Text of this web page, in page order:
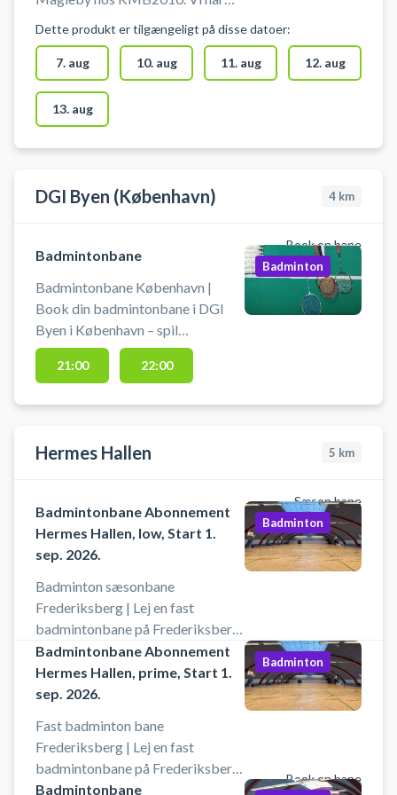
en single- eller doublebane og
kom og spil. Badminton hos
Kastrup Magleby Badminton er et
af de bedste steder at booke
badminton ved København.
Ketcher kan lånes hos
hos inspektørerne. Sko kan lånes
hos inspektørerne.
Dette produkt er tilgængeligt på disse datoer:
7. aug 10. aug 11. aug 12. aug
13. aug
DGI Byen (København) 4 km
Book en bane
Badmintonbane
Badmintonbane København |
Book din badmintonbane i DGI
Byen i København – spil
badminton midt i byen. 16 baner
klar til booking - centralt
København V, byder udover leje af
pickleball, bordtennis m.fl. i
samme lokaler.
Badminton
21:00 22:00
Hermes Hallen 5 km
Sæson bane
Badmintonbane Abonnement
Hermes Hallen, low, Start 1.
sep. 2026.
Badminton sæsonbane
Frederiksberg | Lej en fast
badmintonbane på Frederiksberg.
Book en badmintonbane for en
sæson i København på en af
sæsonbanerne i Hermes Hallen på
badmintonbane opkræves
månedligt så du har samme
badmintonbane hele sæsonen i
Badminton
Badmintonbane Abonnement
Hermes Hallen, prime, Start 1.
sep. 2026.
Fast badminton bane
Frederiksberg | Lej en fast
badmintonbane på Frederiksberg.
Book fast badmintonbane for
Badminton
Book en bane
Badmintonbane